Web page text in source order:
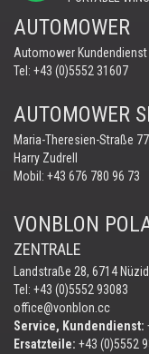
AUTOMOWER
Automower Kundendienst
Tel: +43 (0)5552 31607
AUTOMOWER
Maria-Theresien-Straße
Harry Zudrell
Mobil: +43 676 780 96 73
VONBLON
ZENTRALE
Landstraße 28, 6714
Tel: +43 (0)5552 93083
office@vonblon.cc
Service, Kundendienst:
Ersatzteile: +43 (0)5552